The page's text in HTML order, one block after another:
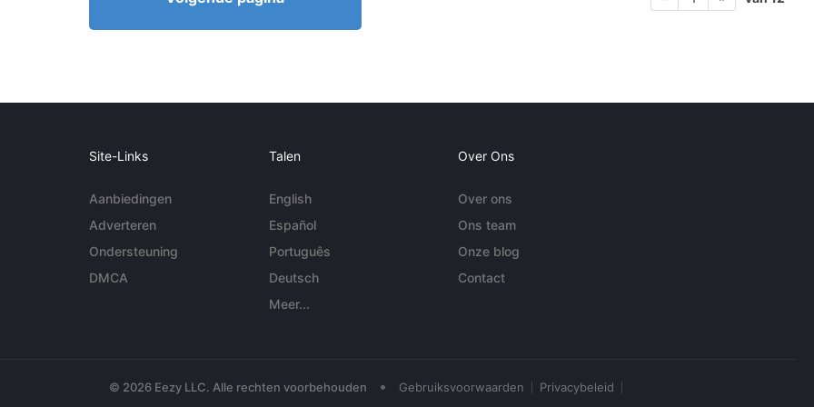
Site-Links
Aanbiedingen
Adverteren
Ondersteuning
DMCA
Talen
English
Español
Português
Deutsch
Meer...
Over Ons
Over ons
Ons team
Onze blog
Contact
© 2026 Eezy LLC. Alle rechten voorbehouden • Gebruiksvoorwaarden Privacybeleid